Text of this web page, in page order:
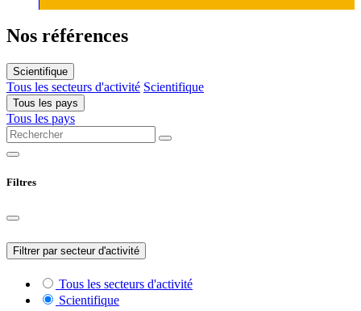
Nos références
Scientifique
Tous les secteurs d'activité Scientifique
Tous les pays
Tous les pays
Filtres
Filtrer par secteur d'activité
Tous les secteurs d'activité
Scientifique